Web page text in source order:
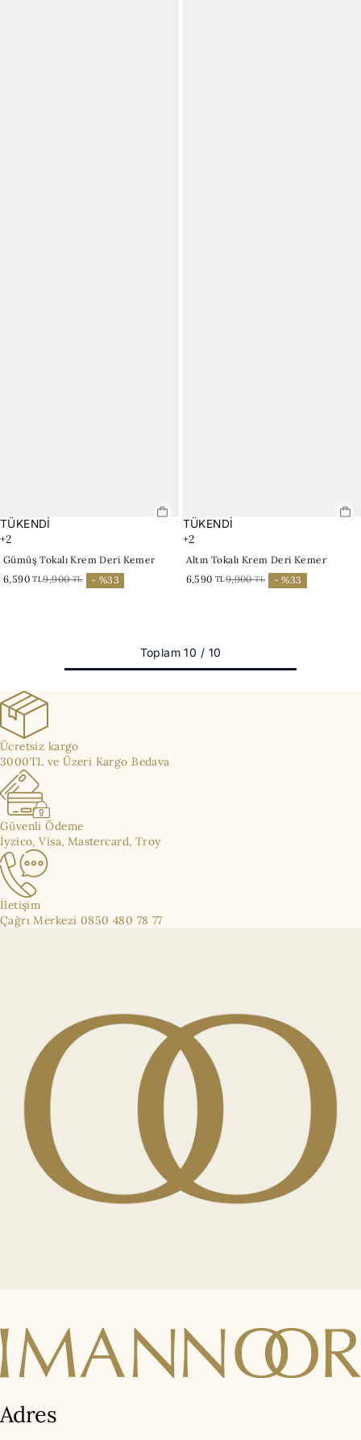
TÜKENDİ
+2
Gümüş Tokalı Krem Deri Kemer
6,590TL9,900TL - %33
TÜKENDİ
+2
Altın Tokalı Krem Deri Kemer
6,590 TL9,900TL - %33
Toplam 10 / 10
Ücretsiz kargo
3000TL ve Üzeri Kargo Bedava
Güvenli Ödeme
İyzico, Visa, Mastercard, Troy
İletişim
Çağrı Merkezi 0850 480 78 77
Adres